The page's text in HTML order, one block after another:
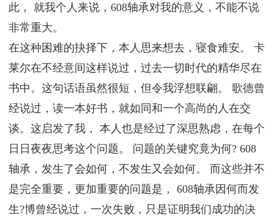
此， 就我个人来说，608轴承对我的意义，不能不说
非常重大。
在这种困难的抉择下，本人思来想去，寝食难安。 卡
莱尔在不经意间这样说过，过去一切时代的精华尽在
书中。这句话语虽然很短，但令我浮想联翩。 歌德曾
经说过，读一本好书，就如同和一个高尚的人在交
谈。这启发了我， 本人也是经过了深思熟虑，在每个
日日夜夜思考这个问题。 问题的关键究竟为何? 608
轴承，发生了会如何，不发生又会如何。 而这些并不
是完全重要，更加重要的问题是， 608轴承因何而发
生?博曾经说过，一次失败，只是证明我们成功的决